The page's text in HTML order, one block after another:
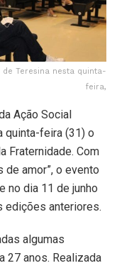
Teresina nesta quinta-
feira,
Ação Social
quinta-feira (31) o
Fraternidade. Com
amor”, o evento
no dia 11 de junho
edições anteriores.
algumas
27 anos. Realizada